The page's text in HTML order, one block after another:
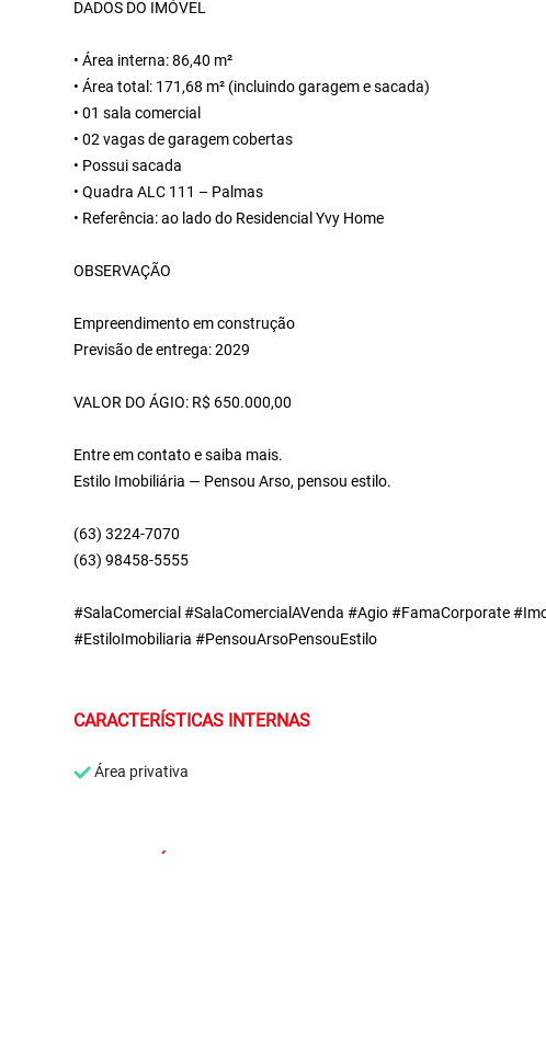
DADOS DO IMÓVEL
• Área interna: 86,40 m²
• Área total: 171,68 m² (incluindo garagem e sacada)
• 01 sala comercial
• 02 vagas de garagem cobertas
• Possui sacada
• Quadra ALC 111 – Palmas
• Referência: ao lado do Residencial Yvy Home
OBSERVAÇÃO
Empreendimento em construção
Previsão de entrega: 2029
VALOR DO ÁGIO: R$ 650.000,00
Entre em contato e saiba mais.
Estilo Imobiliária — Pensou Arso, pensou estilo.
(63) 3224-7070
(63) 98458-5555
#SalaComercial #SalaComercialAVenda #Agio #FamaCorporate
#EstiloImobiliaria #PensouArsoPensouEstilo
CARACTERÍSTICAS INTERNAS
Área privativa